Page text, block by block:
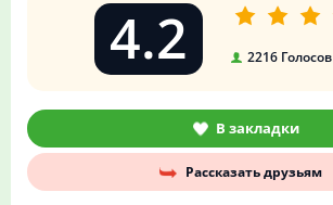
4.2 2216 Голосов
В закладки
Рассказать друзьям